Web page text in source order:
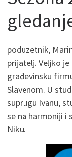
poduzetnik,
prijatelj. Veljko
građevinsku
Slavenom. U
suprugu Ivanu,
se na harmoniji i
Niku.